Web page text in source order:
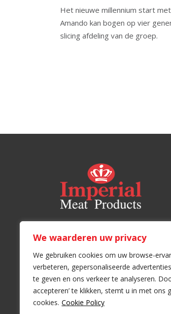
We waarderen uw privacy
We gebruiken cookies om uw browse-
verbeteren, gepersonaliseerde
te geven en ons verkeer te analyseren.
accepteren’ te klikken, stemt u in met ons
cookies. Cookie Policy
Het nieuwe millennium start
Amando kan bogen op vier
slicing afdeling van de groep.
Grote Baan 200
B-9920 Lievegem
BE 453.627.923
info@imperial.be
+32 (0)9 370 02 11